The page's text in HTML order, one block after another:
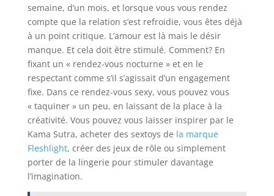
semaine, d’un mois, et lorsque vous vous rendez
compte que la relation s’est refroidie, vous êtes déjà
à un point critique. L’amour est là mais le désir
manque. Et cela doit être stimulé. Comment? En
fixant un « rendez-vous nocturne » et en le
respectant comme s’il s’agissait d’un engagement
fixe. Dans ce rendez-vous sexy, vous pouvez vous
« taquiner » un peu, en laissant de la place à la
créativité. Vous pouvez vous laisser inspirer par le
Kama Sutra, acheter des sextoys de la marque
Fleshlight, créer des jeux de rôle ou simplement
porter de la lingerie pour stimuler davantage
l’imagination.